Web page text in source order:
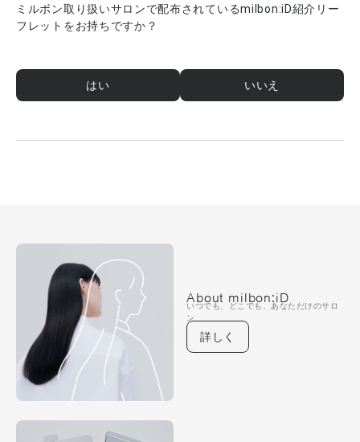
ミルボン取り扱いサロンで配布されているmilbon:iD紹介リー
フレットをお持ちですか？
はい いいえ
About milbon:iD
いつでも、どこでも、あなただけのサロ
ン
詳しく